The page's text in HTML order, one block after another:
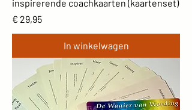
inspirerende coachkaarten (kaartenset)
Prijs
€ 29,95
In winkelwagen